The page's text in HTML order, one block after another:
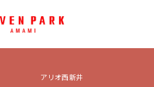
アリオ西新井